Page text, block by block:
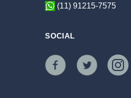
(11) 91215-7575
SOCIAL